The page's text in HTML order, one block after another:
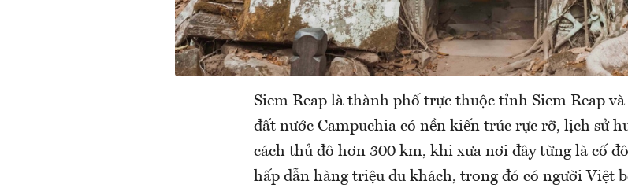
Siem Reap là thành phố trực thuộc tỉnh Siem Reap
đất nước Campuchia có nền kiến trúc rực rỡ, lịch sử
cách thủ đô hơn 300 km, khi xưa nơi đây từng là cố
hấp dẫn hàng triệu du khách, trong đó có người Việt